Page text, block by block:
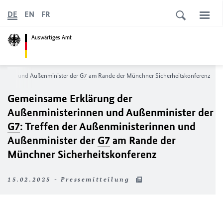
Auswärtiges Amt
DE EN FR
und Außenminister der G7 am Rande der Münchner Sicherheitskonferenz
Gemeinsame Erklärung der
Außenministerinnen und Außenminister der
G7: Treffen der Außenministerinnen und
Außenminister der G7am Rande der
Münchner Sicherheitskonferenz
15.02.2025 - Pressemitteilung